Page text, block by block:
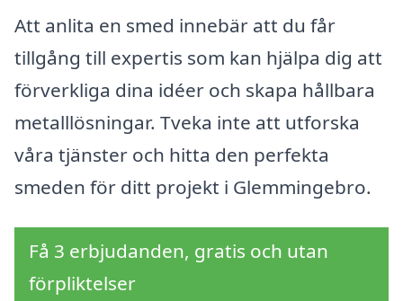
Att anlita en smed innebär att du får
tillgång till expertis som kan hjälpa dig att
förverkliga dina idéer och skapa hållbara
metalllösningar. Tveka inte att utforska
våra tjänster och hitta den perfekta
smeden för ditt projekt i Glemmingebro.
Få 3 erbjudanden, gratis och utan
förpliktelser